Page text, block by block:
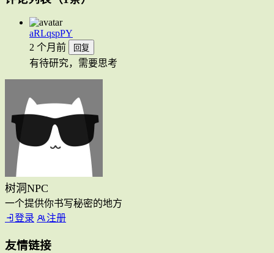
aRLqspPY
2 个月前
回复
有待研究，需要思考
树洞NPC
一个提供你书写秘密的地方
登录
注册
友情链接